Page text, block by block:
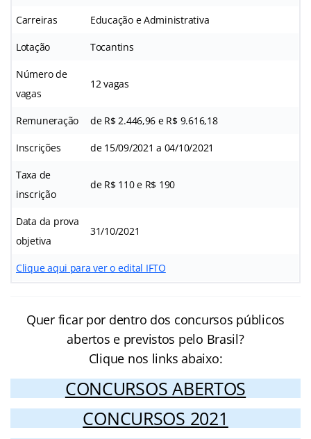
Carreiras Educação e Administrativa
Lotação Tocantins
Número de
vagas
12 vagas
Remuneração de R$ 2.446,96 e R$ 9.616,18
Inscrições de 15/09/2021 a 04/10/2021
Taxa de
inscrição
de R$ 110 e R$ 190
Data da prova
objetiva
31/10/2021
Clique aqui para ver o edital IFTO
Quer ficar por dentro dos concursos públicos
abertos e previstos pelo Brasil?
Clique nos links abaixo:
CONCURSOS ABERTOS
CONCURSOS 2021